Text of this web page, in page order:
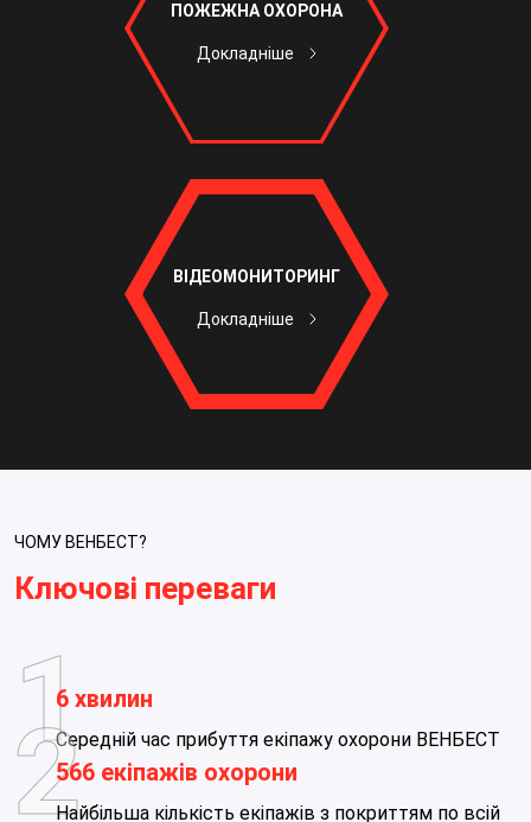
ПОЖЕЖНА ОХОРОНА
Докладніше
ВІДЕОМОНИТОРИНГ
Докладніше
ЧОМУ ВЕНБЕСТ?
Ключові переваги
6 хвилин
Середній час прибуття екіпажу охорони ВЕНБЕСТ
566 екіпажів охорони
Найбільша кількість екіпажів з покриттям по всій